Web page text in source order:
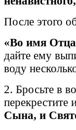
После этого
«Во имя
дайте ему
воду
2. Бросьте в
перекрестите
Сына, и